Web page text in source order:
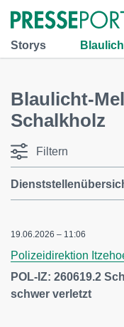
Storys
Blaulicht-
Schalkholz
Filtern
19.06.2026 – 11:06
Polizeidirektion
POL-IZ: 260619.2
schwer verletzt